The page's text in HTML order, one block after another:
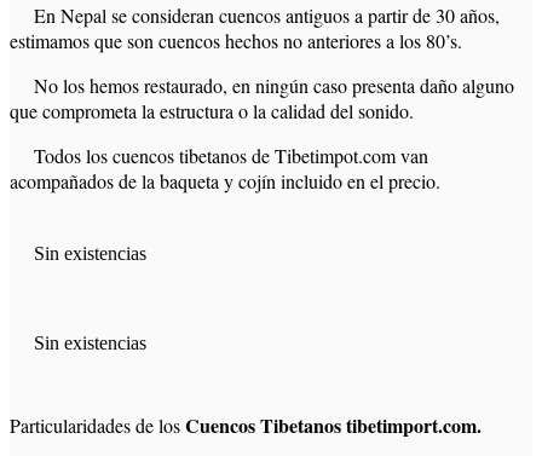
En Nepal se consideran cuencos antiguos a partir de 30 años,
estimamos que son cuencos hechos no anteriores a los 80’s.
No los hemos restaurado, en ningún caso presenta daño alguno
que comprometa la estructura o la calidad del sonido.
Todos los cuencos tibetanos de Tibetimpot.com van
acompañados de la baqueta y cojín incluido en el precio.
Sin existencias
Sin existencias
Particularidades de losCuencos Tibetanos tibetimport.com.